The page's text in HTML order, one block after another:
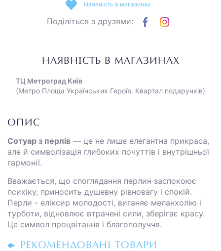
Наявність в магазинах
Поділіться з друзями:
НАЯВНІСТЬ В МАГАЗИНАХ
ТЦ Метроград Київ
(Метро Площа Українських Героїв, Квартал подарунків)
ОПИС
Сотуар з перлів — це не лише елегантна прикраса,
але й символізація глибоких почуттів і внутрішньої
гармонії.
Вважається, що споглядання перлин заспокоює
психіку, приносить душевну рівновагу і спокій.
Перли - еліксир молодості, виганяє меланхолію і
турботи, відновлює втрачені сили, зберігає красу.
Це символ процвітання і благополуччя.
РЕКОМЕНДОВАНІ ТОВАРИ